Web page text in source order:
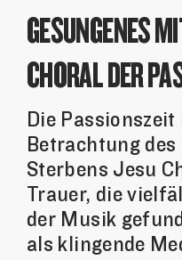
GESUNGENES
CHORAL DER
Die
Betrachtung des
Sterbens Jesu
Trauer, die
der Musik
als klingende